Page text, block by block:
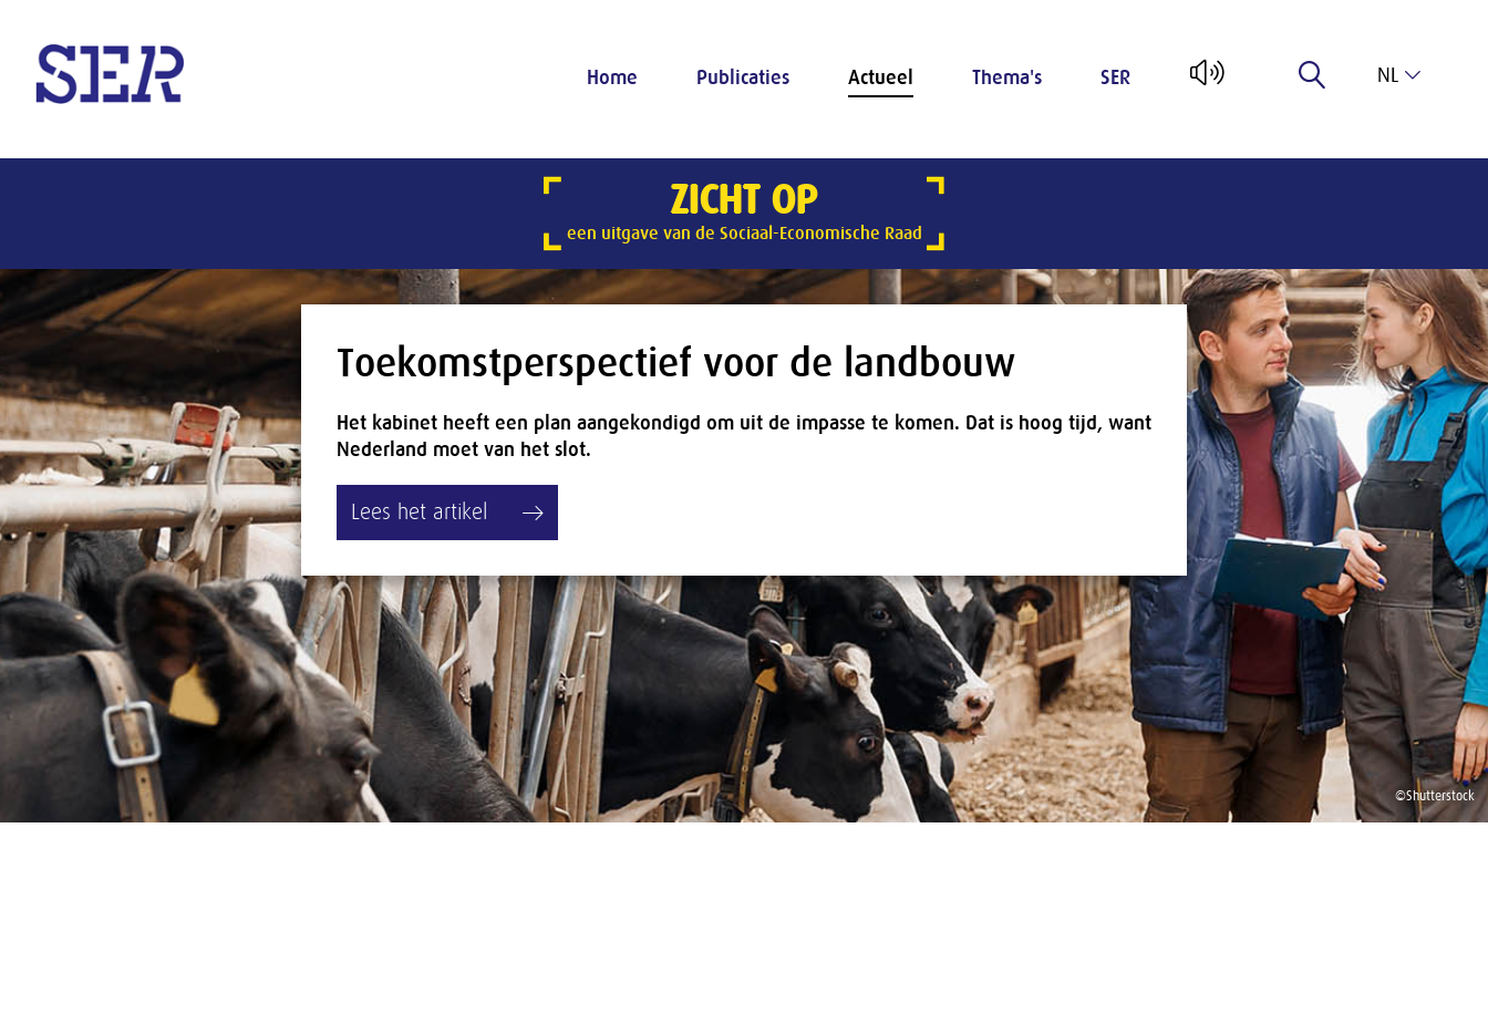
Home Publicaties Actueel Thema's SER NL
ZICHT OP
een uitgave van de Sociaal-Economische Raad
©Shutterstock
Toekomstperspectief voor de landbouw
Het kabinet heeft een plan aangekondigd om uit de impasse te komen. Dat is hoog tijd, want
Nederland moet van het slot.
Lees het artikel